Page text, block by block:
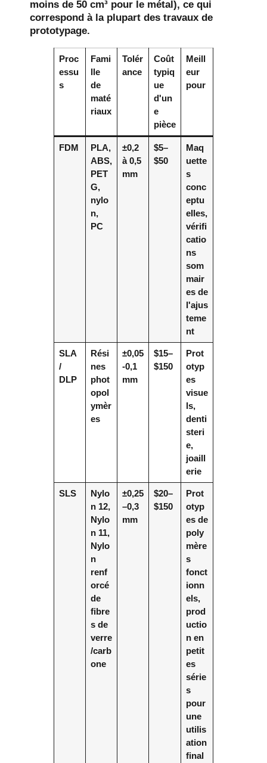
moins de 50 cm³ pour le métal), ce qui
correspond à la plupart des travaux de
prototypage.
Proc
essu
s
Fami
lle
de
maté
riaux
Tolér
ance
Coût
typiq
ue
d'un
e
pièce
Meill
eur
pour
FDM
PLA,
ABS,
PET
G,
nylo
n,
PC
±0,2
à 0,5
mm
$5–
$50
Maq
uette
s
conc
eptu
elles,
vérifi
catio
ns
som
mair
es de
l'ajus
teme
nt
SLA
/
DLP
Rési
nes
phot
opol
ymèr
es
±0,05
-0,1
mm
$15–
$150
Prot
otyp
es
visue
ls,
denti
steri
e,
joaill
erie
SLS
Nylo
n 12,
Nylo
n 11,
Nylo
n
renf
orcé
de
fibre
s de
verre
/carb
one
±0,25
–0,3
mm
$20–
$150
Prot
otyp
es de
poly
mère
s
fonct
ionn
els,
prod
uctio
n en
petit
es
série
s
pour
une
utilis
ation
final